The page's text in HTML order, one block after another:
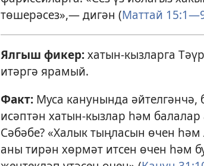
төшерәсез»,— дигән (Маттай
Ялгыш фикер:хатын-кызларга
итәргә ярамый.
Факт: Муса канунында
исәптән хатын-кызлар һәм
Сәбәбе? «Халык тыңласын өчен
аны тирән хөрмәт итсен өчен һәм